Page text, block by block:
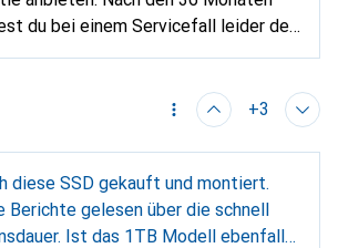
du bei einem Servicefall leider den
Hersteller einsenden.
+3
diese SSD gekauft und montiert.
Berichte gelesen über die schnell
Ist das 1TB Modell ebenfalls